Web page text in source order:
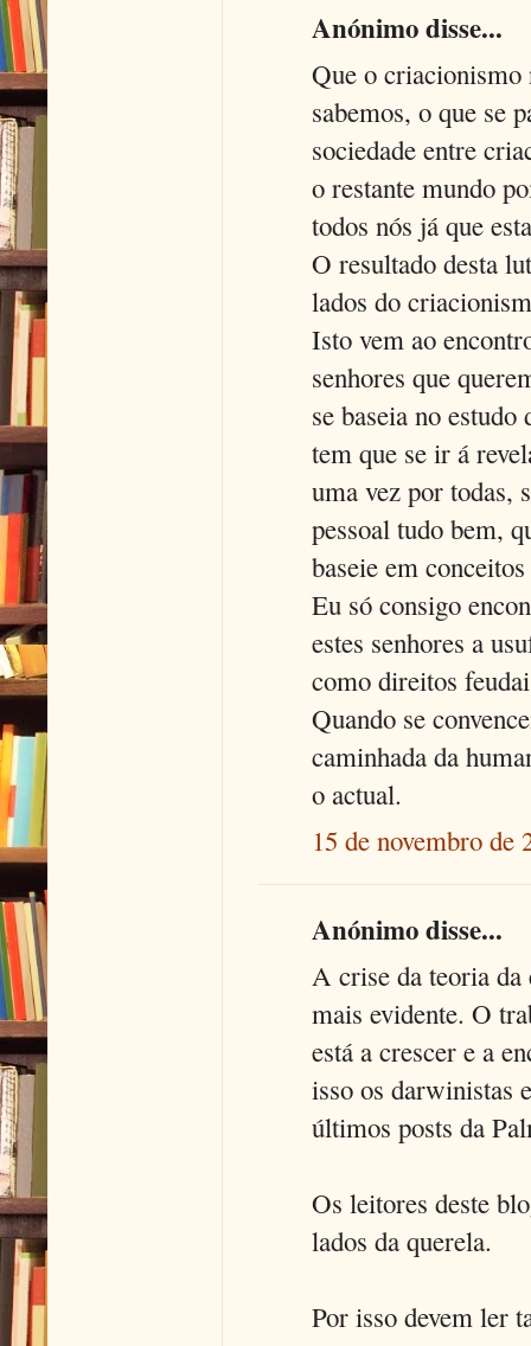
Anónimo disse...
Que o criacionismo
sabemos, o que se
sociedade entre
o restante mundo
todos nós já que
O resultado desta
lados do
Isto vem ao
senhores que
se baseia no
tem que se ir á
uma vez por todas,
pessoal tudo bem,
baseie em
Eu só consigo
estes senhores a
como direitos
Quando se
caminhada da
o actual.
15 de novembro de
Anónimo disse...
A crise da teoria da
mais evidente. O
está a crescer e a
isso os darwinistas
últimos posts da
Os leitores deste
lados da querela.
Por isso devem ler